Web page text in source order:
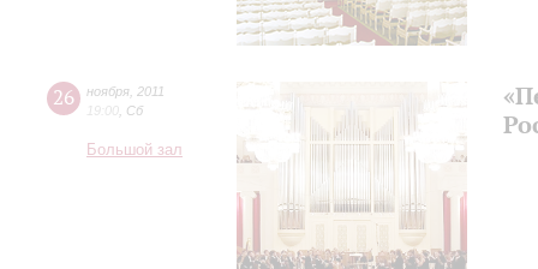
26 ноября 2011
19:00
Сб
Большой зал